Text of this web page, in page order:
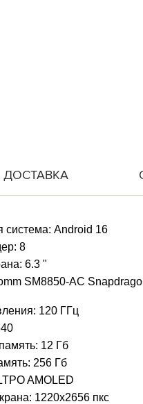
ДОСТАВКА
система: Android 16
8
6.3 "
SM8850-AC
120 ГГц
12 Гб
256 Гб
AMOLED
1220х2656 пкс